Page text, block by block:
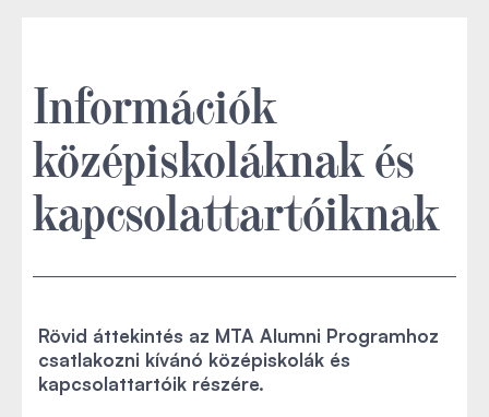
Információk
középiskoláknak és
kapcsolattartóiknak
Rövid áttekintés az MTA Alumni Programhoz
csatlakozni kívánó középiskolák és
kapcsolattartóik részére.